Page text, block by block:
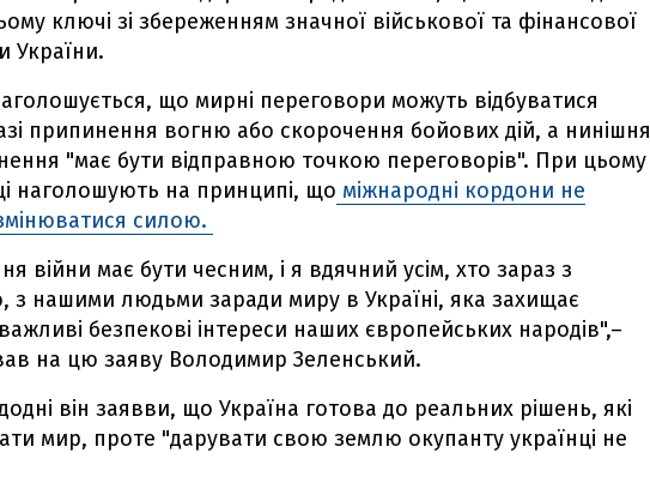
ключі зі збереженням значної військової та фінансової
України.
що мирні переговори можуть відбуватися
припинення вогню або скорочення бойових дій, а нинішня
"має бути відправною точкою переговорів". При цьому
наголошують на принципі, що міжнародні кордони не
силою.
війни має бути чесним, і я вдячний усім, хто зараз з
з нашими людьми заради миру в Україні, яка захищає
безпекові інтереси наших європейських народів",–
на цю заяву Володимир Зеленський.
він заявви, що Україна готова до реальних рішень, які
мир, проте "дарувати свою землю окупанту українці не